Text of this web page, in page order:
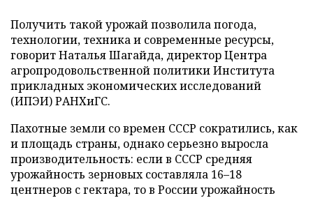
Получить такой урожай позволила погода,
технологии, техника и современные ресурсы,
говорит Наталья Шагайда, директор Центра
агропродовольственной политики Института
прикладных экономических исследований
(ИПЭИ) РАНХиГС.
Пахотные земли со времен СССР сократились, как
и площадь страны, однако серьезно выросла
производительность: если в СССР средняя
урожайность зерновых составляла 16–18
центнеров с гектара, то в России урожайность